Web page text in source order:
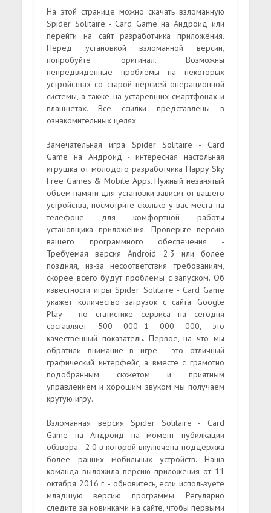
На этой странице можно скачать взломанную
Spider Solitaire - Card Game на Андроид или
перейти на сайт разработчика приложения.
Перед установкой взломанной версии,
попробуйте оригинал. Возможны
непредвиденные проблемы на некоторых
устройствах со старой версией операционной
системы, а также на устаревших смартфонах и
планшетах. Все ссылки представлены в
ознакомительных целях.
Замечательная игра Spider Solitaire - Card
Game на Андроид - интересная настольная
игрушка от молодого разработчика Happy Sky
Free Games & Mobile Apps. Нужный незанятый
объем памяти для установки зависит от вашего
устройства, посмотрите сколько у вас места на
телефоне для комфортной работы
установщика приложения. Проверьте версию
вашего программного обеспечения -
Требуемая версия Android 2.3 или более
поздняя, из-за несоответствия требованиям,
скорее всего будут проблемы с запуском. Об
известности игры Spider Solitaire - Card Game
укажет количество загрузок с сайта Google
Play - по статистике сервиса на сегодня
составляет 500 000–1 000 000, это
качественный показатель. Первое, на что мы
обратили внимание в игре - это отличный
графический интерфейс, а вместе с грамотно
подобранным сюжетом и приятным
управлением и хорошим звуком мы получаем
крутую игру.
Взломанная версия Spider Solitaire - Card
Game на Андроид на момент пубилкации
обзвора - 2.0 в которой вкулючена поддержка
более ранних мобильных устройств. Наща
команда выложила версию приложения от 11
октября 2016 г. - обновитесь, если используете
младшую версию программы. Регулярно
следите за новинками на сайте, чтобы первыми